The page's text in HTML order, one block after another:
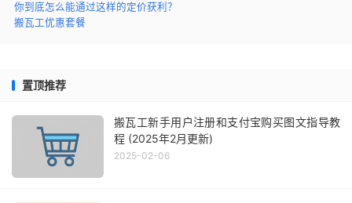
你到底怎么能通过这样的定价获利？
搬瓦工优惠套餐
置顶推荐
搬瓦工新手用户注册和支付宝购买图文指导教
程 (2025年2月更新)
2025-02-06